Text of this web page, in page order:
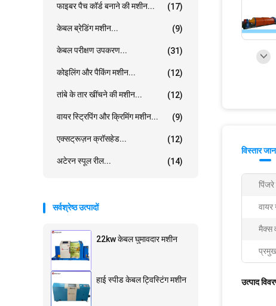
फाइबर पैच कॉर्ड बनाने की मशीन... (17)
केबल ब्रेडिंग मशीन... (9)
केबल परीक्षण उपकरण... (31)
कोइलिंग और पैकिंग मशीन... (12)
तांबे के तार खींचने की मशीन... (12)
वायर स्ट्रिपिंग और क्रिमिंग मशीन... (9)
एक्सट्रूज़न क्रॉसहेड... (12)
अटेरन स्पूल रील... (14)
सर्वश्रेष्ठ उत्पादों
22kw केबल घुमावदार मशीन
हाई स्पीड केबल ट्विस्टिंग मशीन
विस्तार
पिंजरे
वायर
मैक्स
उत्पाद